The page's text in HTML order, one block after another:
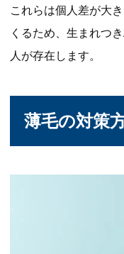
これらは個人差が大
くるため、生まれつ
人が存在します。
薄毛の対策